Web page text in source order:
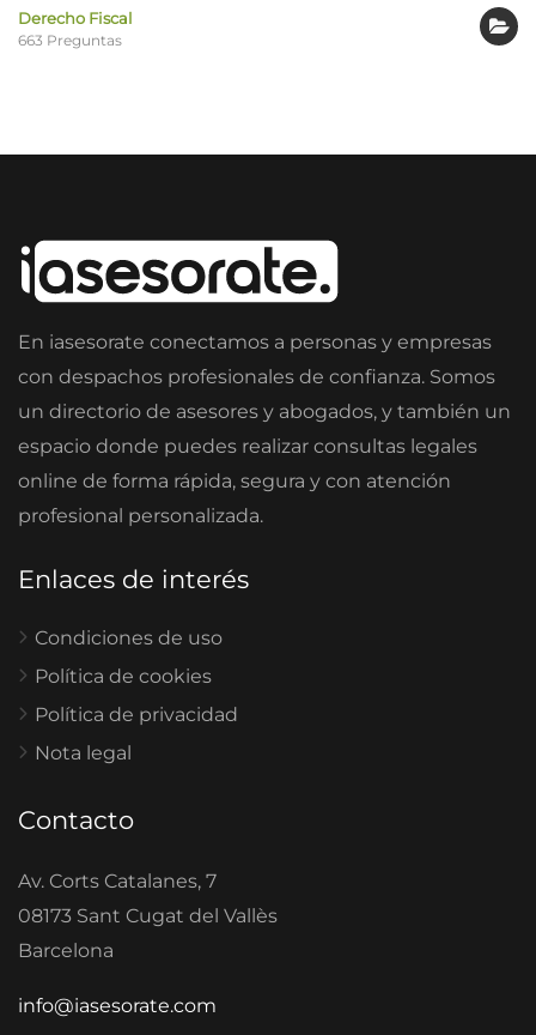
Derecho Fiscal
663 Preguntas
En iasesorate conectamos a personas y empresas
con despachos profesionales de confianza. Somos
un directorio de asesores y abogados, y también un
espacio donde puedes realizar consultas legales
online de forma rápida, segura y con atención
profesional personalizada.
Enlaces de interés
Condiciones de uso
Política de cookies
Política de privacidad
Nota legal
Contacto
Av. Corts Catalanes, 7
08173 Sant Cugat del Vallès
Barcelona
info@iasesorate.com